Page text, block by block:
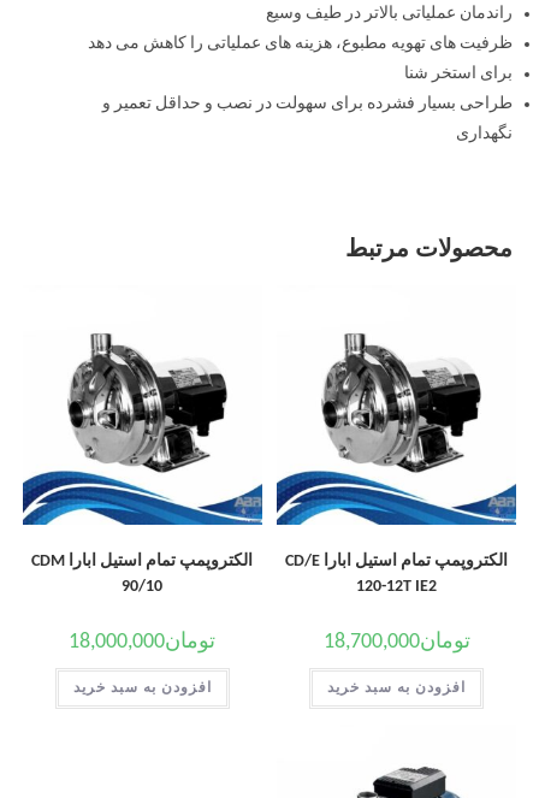
راندمان عملیاتی بالاتر در طیف وسیع
ظرفیت های تهویه مطبوع، هزینه های عملیاتی را کاهش می دهد
برای استخر شنا
طراحی بسیار فشرده برای سهولت در نصب و حداقل تعمیر و
نگهداری
محصولات مرتبط
الکتروپمپ تمام استیل ابارا CD/E
120-12T IE2
تومان18,700,000
افزودن به سبد خرید
الکتروپمپ تمام استیل ابارا CDM
90/10
تومان18,000,000
افزودن به سبد خرید